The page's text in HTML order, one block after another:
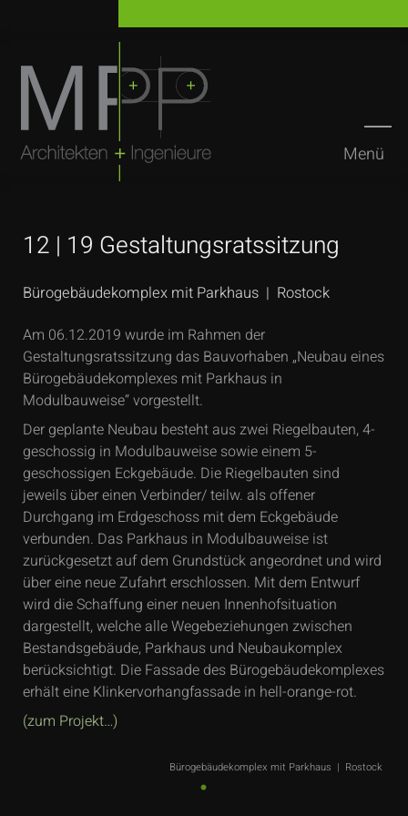
Menü
12 | 19 Gestaltungsratssitzung
Bürogebäudekomplex mit Parkhaus | Rostock
Am 06.12.2019 wurde im Rahmen der
Gestaltungsratssitzung das Bauvorhaben „Neubau eines
Bürogebäudekomplexes mit Parkhaus in
Modulbauweise“ vorgestellt.
Der geplante Neubau besteht aus zwei Riegelbauten, 4-
geschossig in Modulbauweise sowie einem 5-
geschossigen Eckgebäude. Die Riegelbauten sind
jeweils über einen Verbinder/ teilw. als offener
Durchgang im Erdgeschoss mit dem Eckgebäude
verbunden. Das Parkhaus in Modulbauweise ist
zurückgesetzt auf dem Grundstück angeordnet und wird
über eine neue Zufahrt erschlossen. Mit dem Entwurf
wird die Schaffung einer neuen Innenhofsituation
dargestellt, welche alle Wegebeziehungen zwischen
Bestandsgebäude, Parkhaus und Neubaukomplex
berücksichtigt. Die Fassade des Bürogebäudekomplexes
erhält eine Klinkervorhangfassade in hell-orange-rot.
(zum Projekt…)
Bürogebäudekomplex mit Parkhaus | Rostock